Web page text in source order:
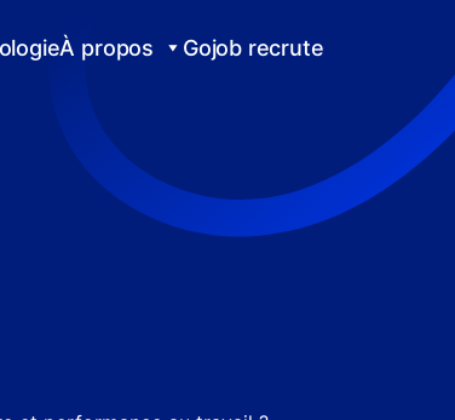
À propos Gojob recrute